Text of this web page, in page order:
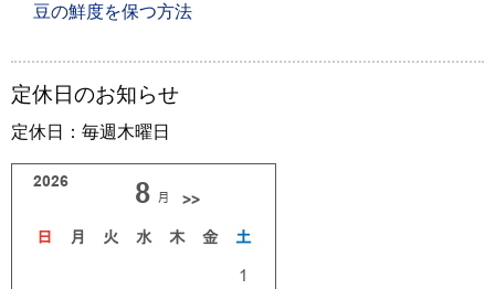
豆の鮮度を保つ方法
定休日のお知らせ
定休日：毎週木曜日